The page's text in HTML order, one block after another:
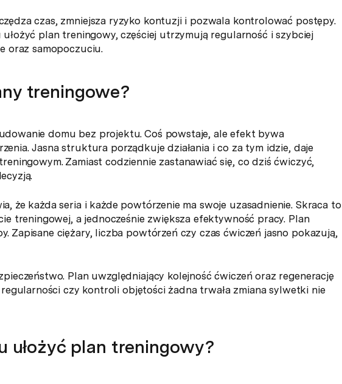
czas, zmniejsza ryzyko kontuzji i pozwala kontrolować postępy.
plan treningowy, częściej utrzymują regularność i szybciej
oraz samopoczuciu.
treningowe?
domu bez projektu. Coś powstaje, ale efekt bywa
Jasna struktura porządkuje działania i co za tym idzie, daje
Zamiast codziennie zastanawiać się, co dziś ćwiczyć,
że każda seria i każde powtórzenie ma swoje uzasadnienie. Skraca to
treningowej, a jednocześnie zwiększa efektywność pracy. Plan
Zapisane ciężary, liczba powtórzeń czy czas ćwiczeń jasno pokazują,
Plan uwzględniający kolejność ćwiczeń oraz regenerację
czy kontroli objętości żadna trwała zmiana sylwetki nie
ułożyć plan treningowy?